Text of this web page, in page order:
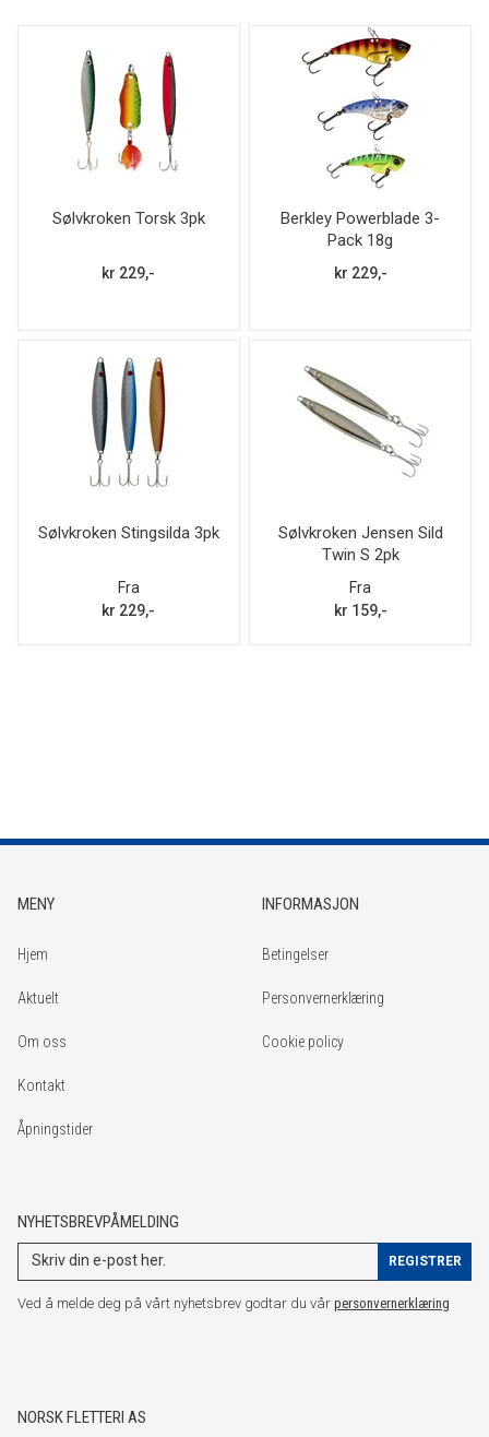
Sølvkroken Torsk 3pk
kr 229,-
Berkley Powerblade 3-
Pack 18g
kr 229,-
Sølvkroken Stingsilda 3pk
Fra
kr 229,-
Sølvkroken Jensen Sild
Twin S 2pk
Fra
kr 159,-
MENY
Hjem
Aktuelt
Om oss
Kontakt
Åpningstider
INFORMASJON
Betingelser
Personvernerklæring
Cookie policy
NYHETSBREVPÅMELDING
Ved å melde deg på vårt nyhetsbrev godtar du vår personvernerklæring
NORSK FLETTERI AS